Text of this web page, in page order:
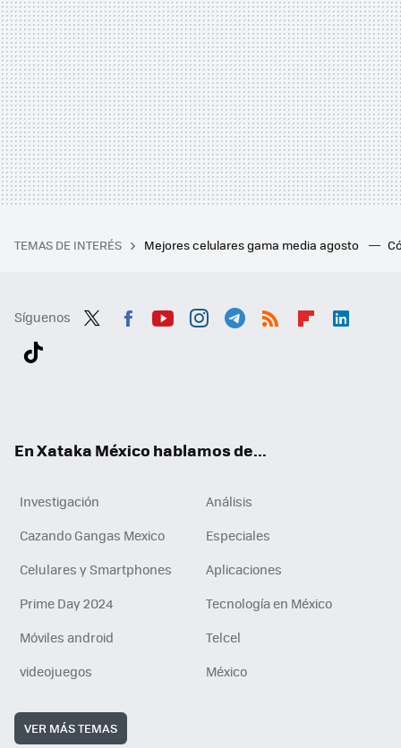
TEMAS DE INTERÉS Mejores celulares gama media agosto
Síguenos
En Xataka México hablamos de...
Investigación
Análisis
Cazando Gangas Mexico
Especiales
Celulares y Smartphones
Aplicaciones
Prime Day 2024
Tecnología en México
Móviles android
Telcel
videojuegos
México
VER MÁS TEMAS